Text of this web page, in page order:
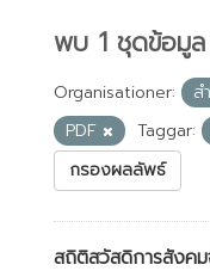
พบ 1 ชุดข้อมูล
Organisationer: ส
PDF
Taggar:
กรองผลลัพธ์
สถิติสวัสดิการสังค